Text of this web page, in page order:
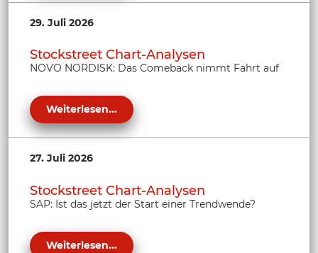
29. Juli 2026
Stockstreet Chart-Analysen
NOVO NORDISK: Das Comeback nimmt Fahrt auf
Weiterlesen...
27. Juli 2026
Stockstreet Chart-Analysen
SAP: Ist das jetzt der Start einer Trendwende?
Weiterlesen...